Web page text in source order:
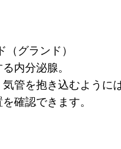
グランド）
内分泌腺。
管を抱き込むように
確認できます。